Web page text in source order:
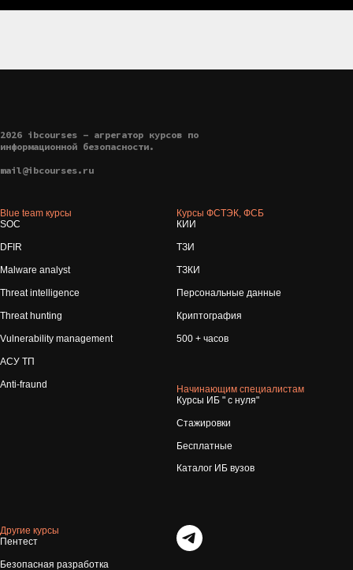
2026 ibcourses - агрегатор курсов по
информационной безопасности.
mail@ibcourses.ru
Blue team курсы
SOC
DFIR
Malware analyst
Threat intelligence
Threat hunting
Vulnerability management
АСУ ТП
Anti-fraund
Курсы ФСТЭК, ФСБ
КИИ
ТЗИ
ТЗКИ
Персональные данные
Криптография
500 + часов
Начинающим специалистам
Курсы ИБ " с нуля"
Стажировки
Бесплатные
Каталог ИБ вузов
Другие курсы
Пентест
Безопасная разработка